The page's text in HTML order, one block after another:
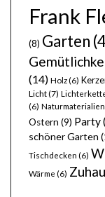
Frank
(8) Garten
(14) Holz(6)
Licht(7)
(6) Naturmaterialien
Ostern (9) Party
schöner Garten
Tischdecken (6)
Wärme (6)